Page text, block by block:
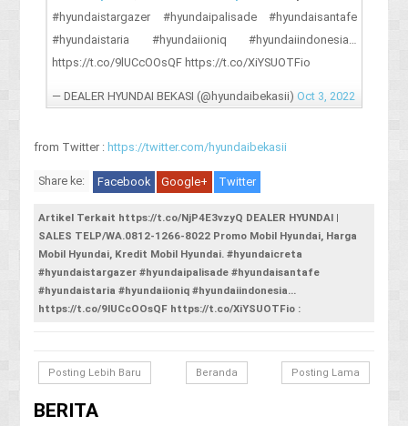
#hyundaistargazer #hyundaipalisade #hyundaisantafe
#hyundaistaria #hyundaiioniq #hyundaiindonesia…
https://t.co/9lUCcOOsQF https://t.co/XiYSUOTFio
— DEALER HYUNDAI BEKASI (@hyundaibekasii)Oct 3, 2022
from Twitter : https://twitter.com/hyundaibekasii
Share ke: Facebook Google+ Twitter
Artikel Terkait https://t.co/NjP4E3vzyQ DEALER HYUNDAI |
SALES TELP/WA.0812-1266-8022 Promo Mobil Hyundai, Harga
Mobil Hyundai, Kredit Mobil Hyundai. #hyundaicreta
#hyundaistargazer #hyundaipalisade #hyundaisantafe
#hyundaistaria #hyundaiioniq #hyundaiindonesia…
https://t.co/9lUCcOOsQF https://t.co/XiYSUOTFio :
Posting Lebih Baru Posting Lama
Beranda
BERITA